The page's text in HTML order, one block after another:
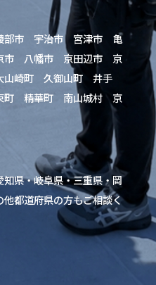
部市 宇治市 宮津市 亀
市 八幡市 京田辺市 京
崎町 久御山町 井手
町 精華町 南山城村 京
県・岐阜県・三重県・岡
都道府県の方もご相談く